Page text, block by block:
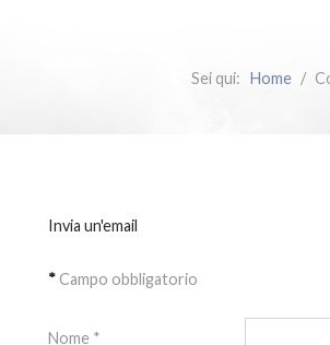
Sei qui: Home
Invia un'email
*Campo obbligatorio
Nome *